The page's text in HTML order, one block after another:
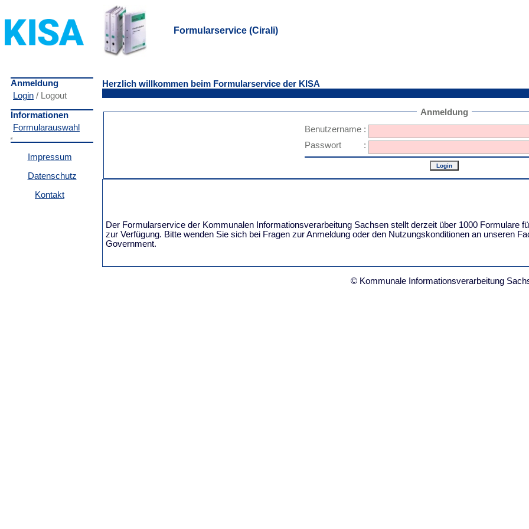
Formularservice (Cirali)
Anmeldung
Login / Logout
Informationen
Formularauswahl
Impressum
Datenschutz
Kontakt
Herzlich willkommen beim Formularservice der KISA
Anmeldung
Benutzername :
Passwort
:
Der Formularservice der Kommunalen Informationsverarbeitung Sachsen stellt derzeit über 1000 Formulare
zur Verfügung. Bitte wenden Sie sich bei Fragen zur Anmeldung oder den Nutzungskonditionen an unseren
Government.
© Kommunale Informationsverarbeitung